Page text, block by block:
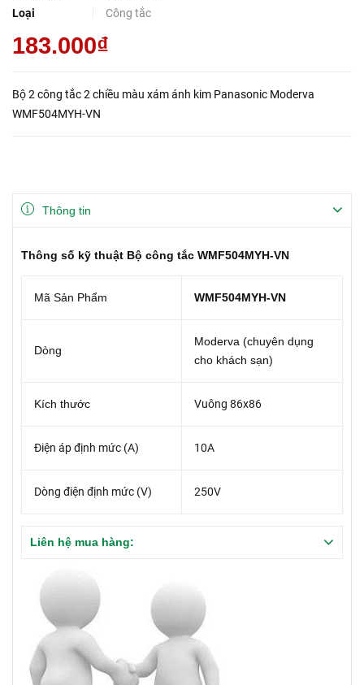
Loại
Công tắc
183.000₫
Bộ 2 công tắc 2 chiều màu xám ánh kim Panasonic Moderva
WMF504MYH-VN
Thông tin
Thông số kỹ thuật Bộ công tắc WMF504MYH-VN
Mã Sản Phẩm WMF504MYH-VN
Dòng
Moderva (chuyên dụng
cho khách sạn)
Kích thước Vuông 86x86
Điện áp định mức (A) 10A
Dòng điện định mức (V) 250V
Liên hệ mua hàng: